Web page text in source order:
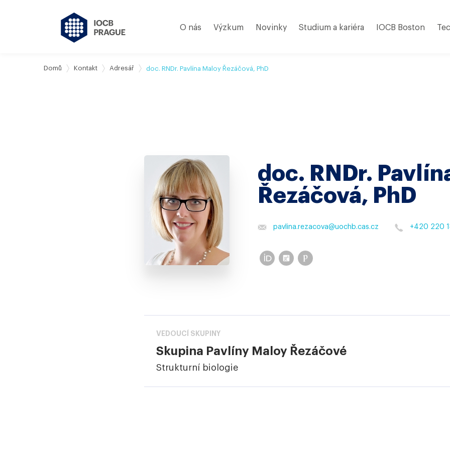
O nás Výzkum Novinky Studium a kariéra IOCB Boston
Domů Kontakt Adresář doc. RNDr. Pavlína Maloy Řezáčová, PhD
doc. RNDr.
Řezáčová, PhD
pavlina.rezacova@uochb.cas.cz +420 220
VEDOUCÍ SKUPINY
Skupina Pavlíny Maloy Řezáčové
Strukturní biologie